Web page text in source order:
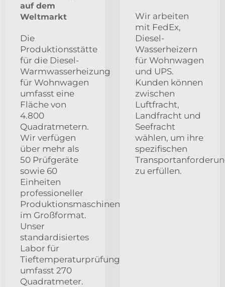
auf dem
Weltmarkt
Die
Produktionsstätte
für die Diesel-
Warmwasserheizung
für Wohnwagen
umfasst eine
Fläche von
4.800
Quadratmetern.
Wir verfügen
über mehr als
50 Prüfgeräte
sowie 60
Einheiten
professioneller
Produktionsmaschinen
im Großformat.
Unser
standardisiertes
Labor für
Tieftemperaturprüfungen
umfasst 270
Quadratmeter.
Wir arbeiten
mit FedEx,
Diesel-
Wasserheizern
für Wohnwagen
und UPS.
Kunden können
zwischen
Luftfracht,
Landfracht und
Seefracht
wählen, um ihre
spezifischen
zu erfüllen.